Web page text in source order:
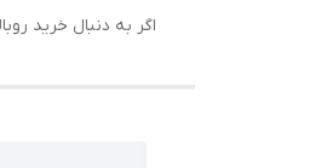
اگر به دنبال خرید